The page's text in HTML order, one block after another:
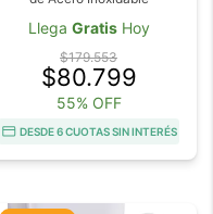
Llega GratisHoy
$179.553
$80.799
55% OFF
DESDE 6 CUOTAS SIN INTERÉS